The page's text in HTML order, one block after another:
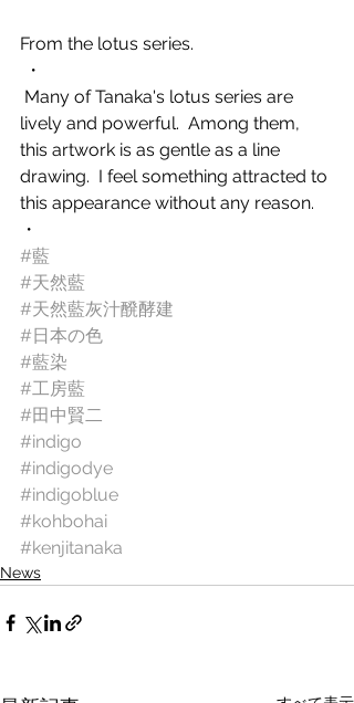
From the lotus series.
・
lively and powerful.  Among them,
this artwork is as gentle as a line
drawing.  I feel something attracted to
this appearance without any reason.
・
#藍
#天然藍
#天然藍灰汁醗酵建
#日本の色
#藍染
#工房藍
#田中賢二
#indigo
#indigodye
#indigoblue
#kohbohai
#kenjitanaka
News